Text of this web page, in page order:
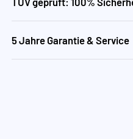
5 Jahre Garantie & Service